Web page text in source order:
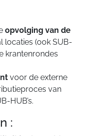
opvolging van de
locaties (ook SUB-
krantenrondes
voor de externe
van
HUB’s.
: